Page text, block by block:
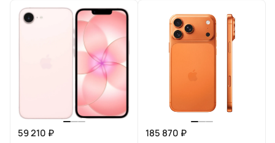
59 210 ₽ 185 870 ₽